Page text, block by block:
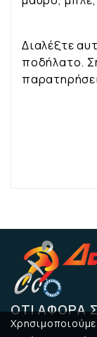
Διαλέξτε
ποδήλατο.
ΌΤΙ ΑΦΟΡΆ